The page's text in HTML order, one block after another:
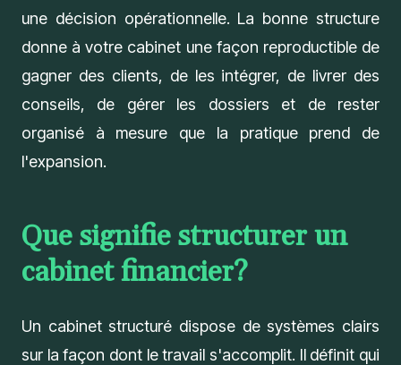
une décision opérationnelle. La bonne structure
donne à votre cabinet une façon reproductible de
gagner des clients, de les intégrer, de livrer des
conseils, de gérer les dossiers et de rester
organisé à mesure que la pratique prend de
l'expansion.
Que signifie structurer un
cabinet financier?
Un cabinet structuré dispose de systèmes clairs
sur la façon dont le travail s'accomplit. Il définit qui